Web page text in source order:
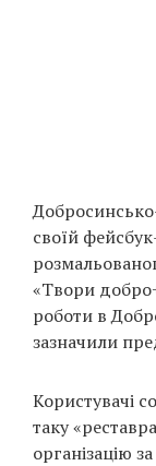
своїй
«Твори
роботи в
зазначили
Користувачі
таку
організацію